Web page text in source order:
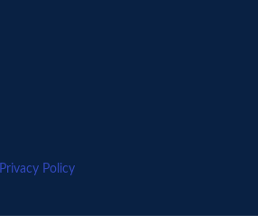
Privacy Policy